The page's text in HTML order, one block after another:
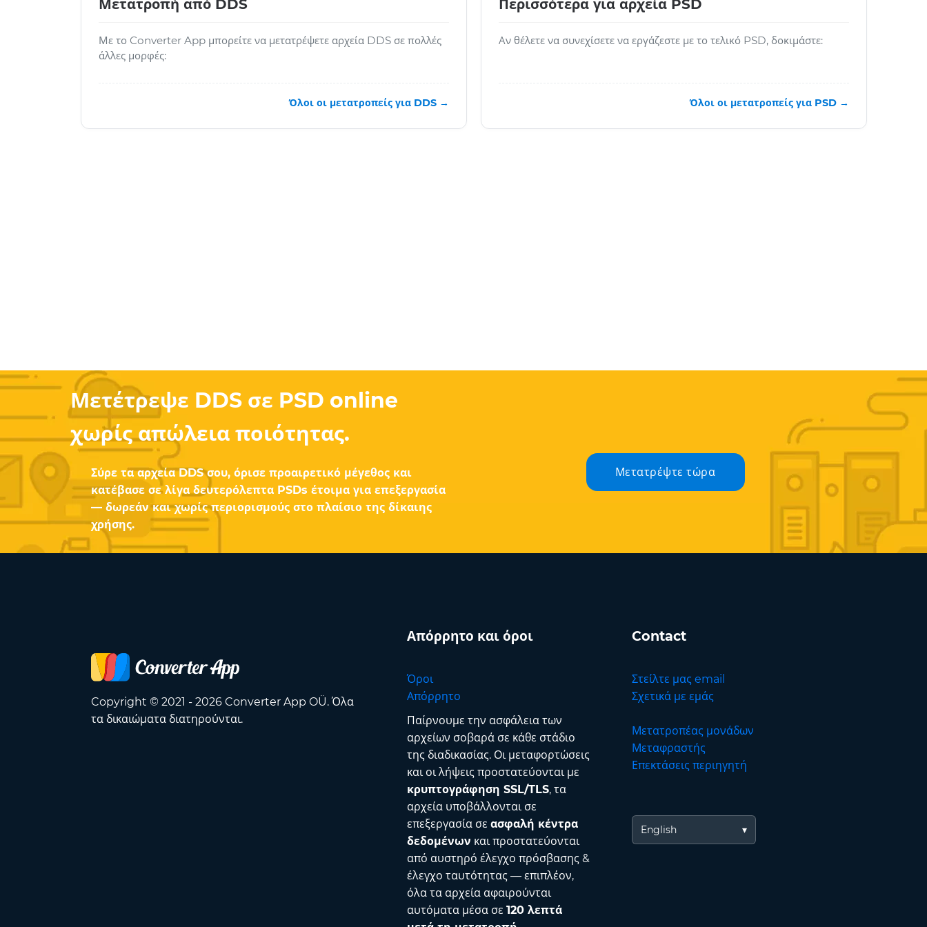
Μετατροπή από DDS
Με το Converter App μπορείτε να μετατρέψετε αρχεία DDS σε πολλές
άλλες μορφές:
Όλοι οι μετατροπείς για DDS →
Περισσότερα για αρχεία PSD
Αν θέλετε να συνεχίσετε να εργάζεστε με το τελικό PSD, δοκιμάστε:
Όλοι οι μετατροπείς για PSD →
Μετέτρεψε DDS σε PSD online
χωρίς απώλεια ποιότητας.
Σύρε τα αρχεία DDS σου, όρισε προαιρετικό μέγεθος και
κατέβασε σε λίγα δευτερόλεπτα PSDs έτοιμα για επεξεργασία
— δωρεάν και χωρίς περιορισμούς στο πλαίσιο της δίκαιης
χρήσης.
Μετατρέψτε τώρα
Copyright © 2021 - 2026 Converter App OÜ. Όλα
τα δικαιώματα διατηρούνται.
Απόρρητο και όροι
Όροι
Απόρρητο
Παίρνουμε την ασφάλεια των
αρχείων σοβαρά σε κάθε στάδιο
της διαδικασίας. Οι μεταφορτώσεις
και οι λήψεις προστατεύονται με
κρυπτογράφηση SSL/TLS, τα
αρχεία υποβάλλονται σε
επεξεργασία σε ασφαλή κέντρα
δεδομένων και προστατεύονται
από αυστηρό έλεγχο πρόσβασης &
έλεγχο ταυτότητας — επιπλέον,
όλα τα αρχεία αφαιρούνται
αυτόματα μέσα σε 120 λεπτά
Contact
Στείλτε μας email
Σχετικά με εμάς
Μετατροπέας μονάδων
Μεταφραστής
Επεκτάσεις περιηγητή
English